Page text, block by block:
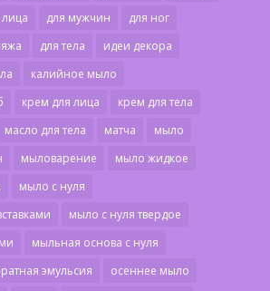
для мужчин
для ног
для тела
идеи декора
калийное мыло
крем для лица
крем для тела
масло для тела матча
мыло
мыловарение
мыло жидкое
мыло с нуля
мыло с нуля твердое
мыльная основа с нуля
эмульсия
осеннее мыло